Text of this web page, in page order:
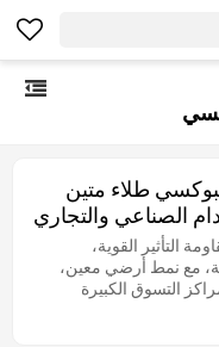
طلاء متين
الصناعي والتجاري
التأثير القوية،
مع نمط أرضي معين،
التسوق الكبيرة
الإلكترونية
والمباني التجارية وإنتاج